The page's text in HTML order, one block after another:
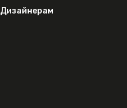
Дизайнерам